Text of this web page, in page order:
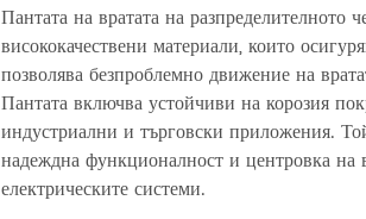
Пантата на вратата на
висококачествени материали, които
позволява безпроблемно движение на
Пантата включва устойчиви на корозия
индустриални и търговски приложения.
надеждна функционалност и центровка на
електрическите системи.